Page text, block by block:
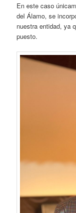
En este caso
del Álamo, se
nuestra entidad, ya
puesto.